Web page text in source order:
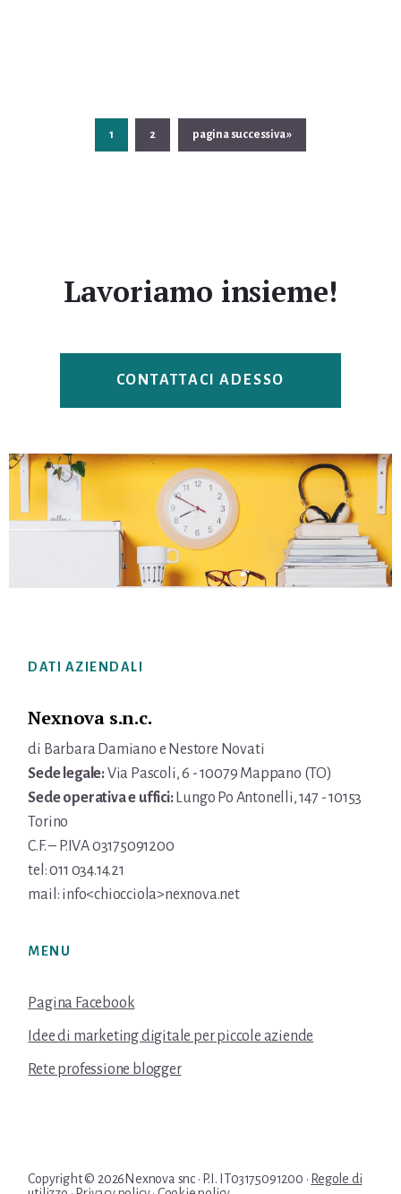
Pagina
1 Pagina
2
Vai
alla
pagina successiva »
Lavoriamo insieme!
CONTATTACI ADESSO
DATI AZIENDALI
Nexnova s.n.c.
di Barbara Damiano e Nestore Novati
Sede legale:Via Pascoli, 6 - 10079 Mappano (TO)
Sede operativa e uffici:Lungo Po Antonelli, 147 - 10153
Torino
C.F. – P.IVA 03175091200
tel: 011 034.14.21
mail: info<chiocciola>nexnova.net
MENU
Pagina Facebook
Idee di marketing digitale per piccole aziende
Rete professione blogger
Copyright © 2026Nexnova snc · P.I. IT03175091200 · Regole di